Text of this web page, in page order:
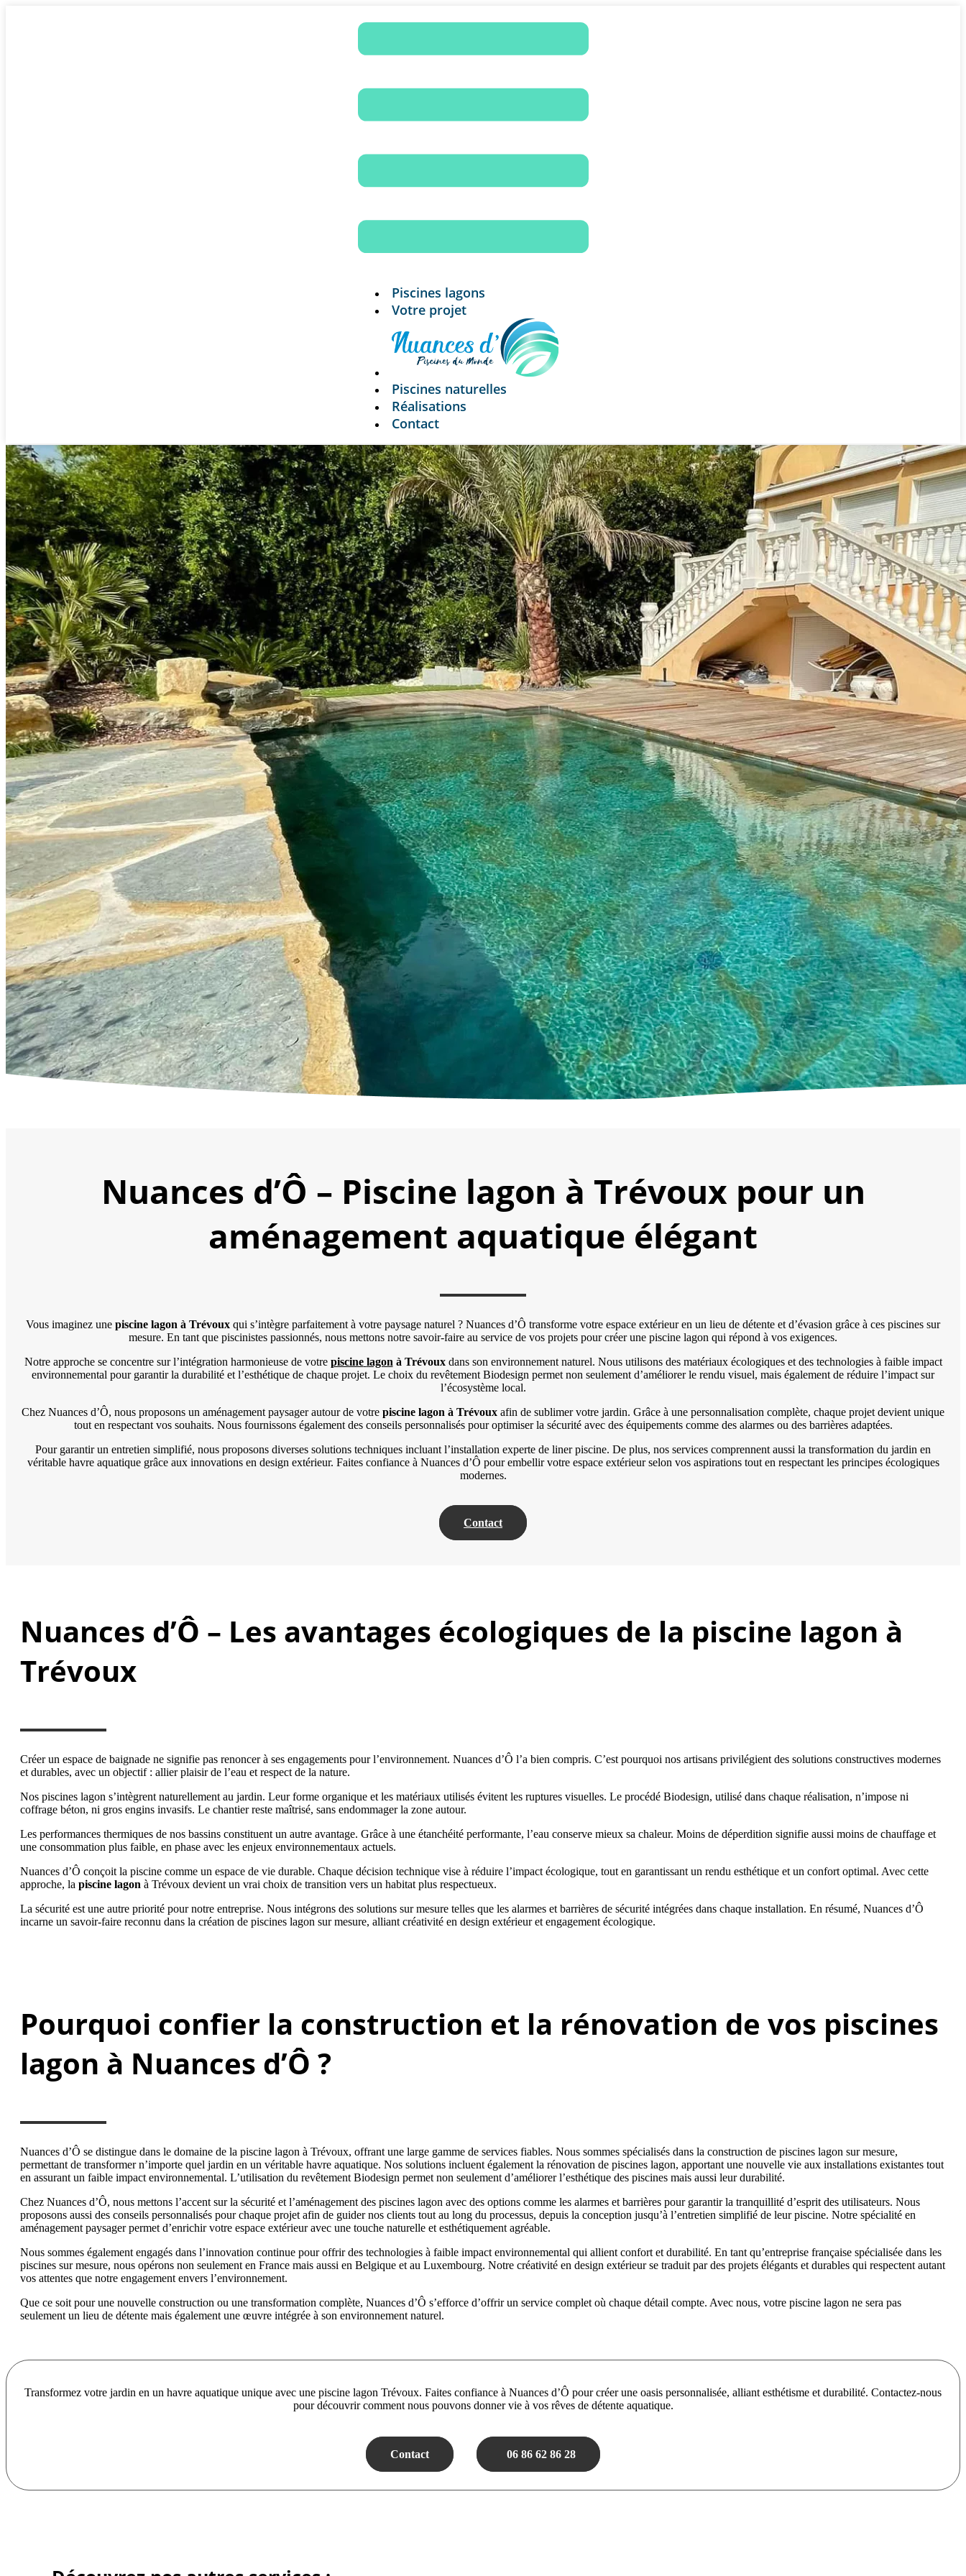
Piscines lagons
Votre projet
Piscines naturelles
Réalisations
Contact
Nuances d’Ô – Piscine lagon à Trévoux pour un
aménagement aquatique élégant
Vous imaginez une piscine lagon à Trévoux qui s’intègre parfaitement à votre paysage naturel ? Nuances d’Ô transforme votre espace extérieur en un lieu de détente et d’évasion grâce à ces piscines sur
mesure. En tant que piscinistes passionnés, nous mettons notre savoir-faire au service de vos projets pour créer une piscine lagon qui répond à vos exigences.
Notre approche se concentre sur l’intégration harmonieuse de votre piscine lagonà Trévouxdans son environnement naturel. Nous utilisons des matériaux écologiques et des technologies à faible impact
environnemental pour garantir la durabilité et l’esthétique de chaque projet. Le choix du revêtement Biodesign permet non seulement d’améliorer le rendu visuel, mais également de réduire l’impact sur
l’écosystème local.
Chez Nuances d’Ô, nous proposons un aménagement paysager autour de votre piscine lagon à Trévoux afin de sublimer votre jardin. Grâce à une personnalisation complète, chaque projet devient unique
tout en respectant vos souhaits. Nous fournissons également des conseils personnalisés pour optimiser la sécurité avec des équipements comme des alarmes ou des barrières adaptées.
Pour garantir un entretien simplifié, nous proposons diverses solutions techniques incluant l’installation experte de liner piscine. De plus, nos services comprennent aussi la transformation du jardin en
véritable havre aquatique grâce aux innovations en design extérieur. Faites confiance à Nuances d’Ô pour embellir votre espace extérieur selon vos aspirations tout en respectant les principes écologiques
modernes.
Contact
Nuances d’Ô – Les avantages écologiques de la piscine lagon à
Trévoux
Créer un espace de baignade ne signifie pas renoncer à ses engagements pour l’environnement. Nuances d’Ô l’a bien compris. C’est pourquoi nos artisans privilégient des solutions constructives modernes
et durables, avec un objectif : allier plaisir de l’eau et respect de la nature.
Nos piscines lagon s’intègrent naturellement au jardin. Leur forme organique et les matériaux utilisés évitent les ruptures visuelles. Le procédé Biodesign, utilisé dans chaque réalisation, n’impose ni
coffrage béton, ni gros engins invasifs. Le chantier reste maîtrisé, sans endommager la zone autour.
Les performances thermiques de nos bassins constituent un autre avantage. Grâce à une étanchéité performante, l’eau conserve mieux sa chaleur. Moins de déperdition signifie aussi moins de chauffage et
une consommation plus faible, en phase avec les enjeux environnementaux actuels.
Nuances d’Ô conçoit la piscine comme un espace de vie durable. Chaque décision technique vise à réduire l’impact écologique, tout en garantissant un rendu esthétique et un confort optimal. Avec cette
approche, la piscine lagon à Trévoux devient un vrai choix de transition vers un habitat plus respectueux.
La sécurité est une autre priorité pour notre entreprise. Nous intégrons des solutions sur mesure telles que les alarmes et barrières de sécurité intégrées dans chaque installation. En résumé, Nuances d’Ô
incarne un savoir-faire reconnu dans la création de piscines lagon sur mesure, alliant créativité en design extérieur et engagement écologique.
Pourquoi confier la construction et la rénovation de vos piscines
lagon à Nuances d’Ô ?
Nuances d’Ô se distingue dans le domaine de la piscine lagon à Trévoux, offrant une large gamme de services fiables. Nous sommes spécialisés dans la construction de piscines lagon sur mesure,
permettant de transformer n’importe quel jardin en un véritable havre aquatique. Nos solutions incluent également la rénovation de piscines lagon, apportant une nouvelle vie aux installations existantes tout
en assurant un faible impact environnemental. L’utilisation du revêtement Biodesign permet non seulement d’améliorer l’esthétique des piscines mais aussi leur durabilité.
Chez Nuances d’Ô, nous mettons l’accent sur la sécurité et l’aménagement des piscines lagon avec des options comme les alarmes et barrières pour garantir la tranquillité d’esprit des utilisateurs. Nous
proposons aussi des conseils personnalisés pour chaque projet afin de guider nos clients tout au long du processus, depuis la conception jusqu’à l’entretien simplifié de leur piscine. Notre spécialité en
aménagement paysager permet d’enrichir votre espace extérieur avec une touche naturelle et esthétiquement agréable.
Nous sommes également engagés dans l’innovation continue pour offrir des technologies à faible impact environnemental qui allient confort et durabilité. En tant qu’entreprise française spécialisée dans les
piscines sur mesure, nous opérons non seulement en France mais aussi en Belgique et au Luxembourg. Notre créativité en design extérieur se traduit par des projets élégants et durables qui respectent autant
vos attentes que notre engagement envers l’environnement.
Que ce soit pour une nouvelle construction ou une transformation complète, Nuances d’Ô s’efforce d’offrir un service complet où chaque détail compte. Avec nous, votre piscine lagon ne sera pas
seulement un lieu de détente mais également une œuvre intégrée à son environnement naturel.
Transformez votre jardin en un havre aquatique unique avec une piscine lagon Trévoux. Faites confiance à Nuances d’Ô pour créer une oasis personnalisée, alliant esthétisme et durabilité. Contactez-nous
pour découvrir comment nous pouvons donner vie à vos rêves de détente aquatique.
Contact 06 86 62 86 28